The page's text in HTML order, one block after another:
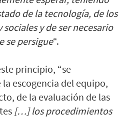
de la tecnología, de los
y de ser necesario
se persigue“.
principio, “se
escogencia del equipo,
de la evaluación de las
[…] los procedimientos